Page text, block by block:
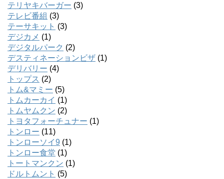
テリヤキバーガー (3)
テレビ番組 (3)
テーサキット (3)
デジカメ (1)
デジタルパーク (2)
デスティネーションビザ (1)
デリバリー (4)
トップス (2)
トム&マミー (5)
トムカーカイ (1)
トムヤムクン (2)
トヨタフォーチュナー (1)
トンロー (11)
トンローソイ9 (1)
トンロー食堂 (1)
トートマンクン (1)
ドルトムント (5)